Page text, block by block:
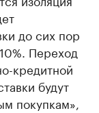
до сих пор
Переход
кредитной
будут
покупкам»,